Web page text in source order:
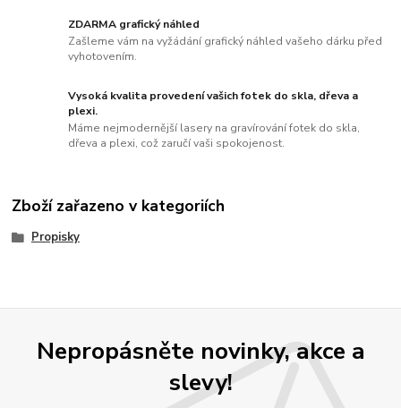
ZDARMA grafický náhled
Zašleme vám na vyžádání grafický náhled vašeho dárku před
vyhotovením.
Vysoká kvalita provedení vašich fotek do skla, dřeva a
plexi.
Máme nejmodernější lasery na gravírování fotek do skla,
dřeva a plexi, což zaručí vaši spokojenost.
Zboží zařazeno v kategoriích
Propisky
Nepropásněte novinky, akce a
slevy!